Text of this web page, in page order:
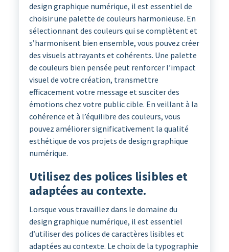
design graphique numérique, il est essentiel de
choisir une palette de couleurs harmonieuse. En
sélectionnant des couleurs qui se complètent et
s’harmonisent bien ensemble, vous pouvez créer
des visuels attrayants et cohérents. Une palette
de couleurs bien pensée peut renforcer l’impact
visuel de votre création, transmettre
efficacement votre message et susciter des
émotions chez votre public cible. En veillant à la
cohérence et à l’équilibre des couleurs, vous
pouvez améliorer significativement la qualité
esthétique de vos projets de design graphique
numérique.
Utilisez des polices lisibles et
adaptées au contexte.
Lorsque vous travaillez dans le domaine du
design graphique numérique, il est essentiel
d’utiliser des polices de caractères lisibles et
adaptées au contexte. Le choix de la typographie